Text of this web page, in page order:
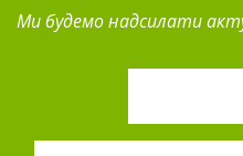
Ми будемо надсилати